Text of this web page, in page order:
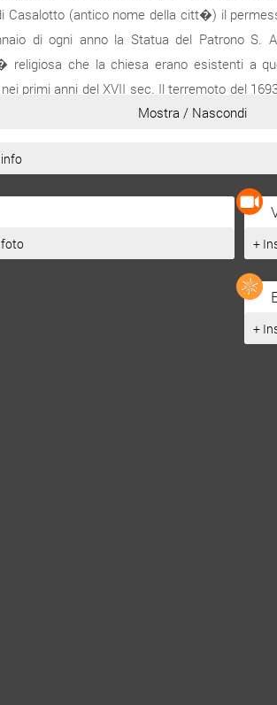
Casalotto (antico nome della citt�) il
di ogni anno la Statua del Patrono S.
religiosa che la chiesa erano esistenti a
primi anni del XVII sec. Il terremoto del
rest� che la chiesa di S. Domenica. Il
Mostra / Nascondi
foto +
+